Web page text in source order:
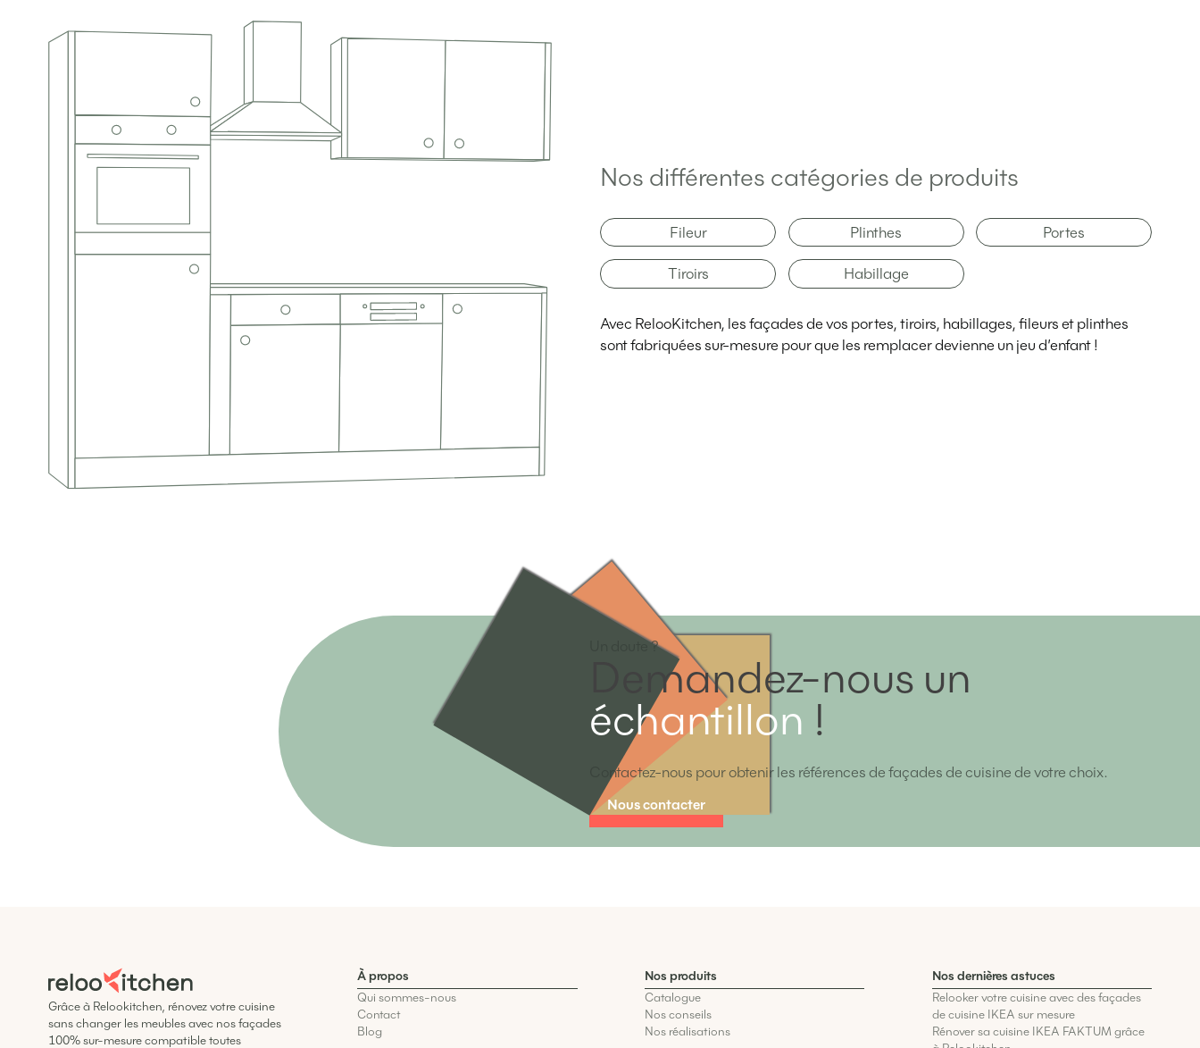
Nos différentes catégories de produits
Fileur Plinthes Portes
Tiroirs Habillage
Avec RelooKitchen, les façades de vos portes, tiroirs, habillages, fileurs et plinthes
sont fabriquées sur-mesure pour que les remplacer devienne un jeu d’enfant !
Un doute ?
Demandez-nous un
échantillon !
Contactez-nous pour obtenir les références de façades de cuisine de votre choix.
Nous contacter
Grâce à Relookitchen, rénovez votre cuisine
sans changer les meubles avec nos façades
100% sur-mesure compatible toutes
À propos
Qui sommes-nous
Contact
Blog
Nos produits
Catalogue
Nos conseils
Nos réalisations
Nos dernières astuces
Relooker votre cuisine avec des façades
de cuisine IKEA sur mesure
Rénover sa cuisine IKEA FAKTUM grâce